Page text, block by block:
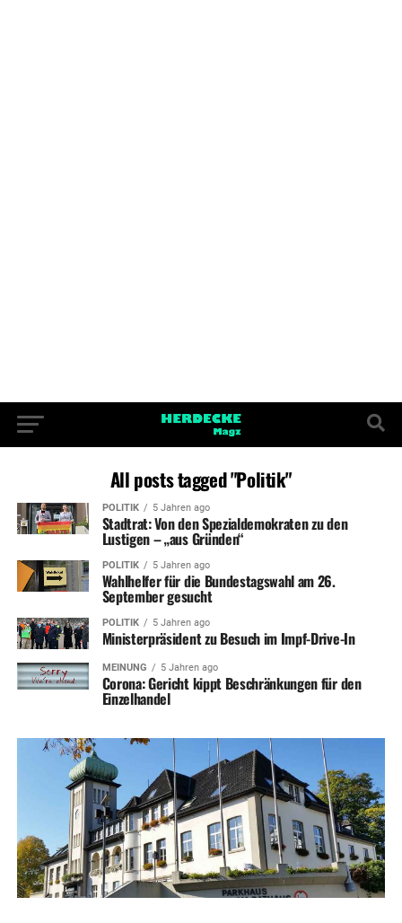
All posts tagged "Politik"
POLITIK 5 Jahren ago
Stadtrat: Von den Spezialdemokraten zu den
Lustigen – „aus Gründen“
POLITIK 5 Jahren ago
Wahlhelfer für die Bundestagswahl am 26.
September gesucht
POLITIK 5 Jahren ago
Ministerpräsident zu Besuch im Impf-Drive-In
MEINUNG 5 Jahren ago
Corona: Gericht kippt Beschränkungen für den
Einzelhandel